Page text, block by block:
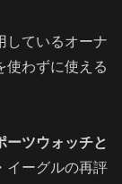
しているオーナ
使わずに使える
ーツウォッチと
イーグルの再評